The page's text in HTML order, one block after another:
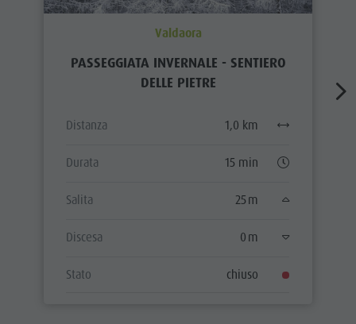
Valdaora
PASSEGGIATA INVERNALE - SENTIERO
DELLE PIETRE
Distanza 1,0 km
Durata 15 min
Salita 25 m
Discesa 0 m
Stato chiuso